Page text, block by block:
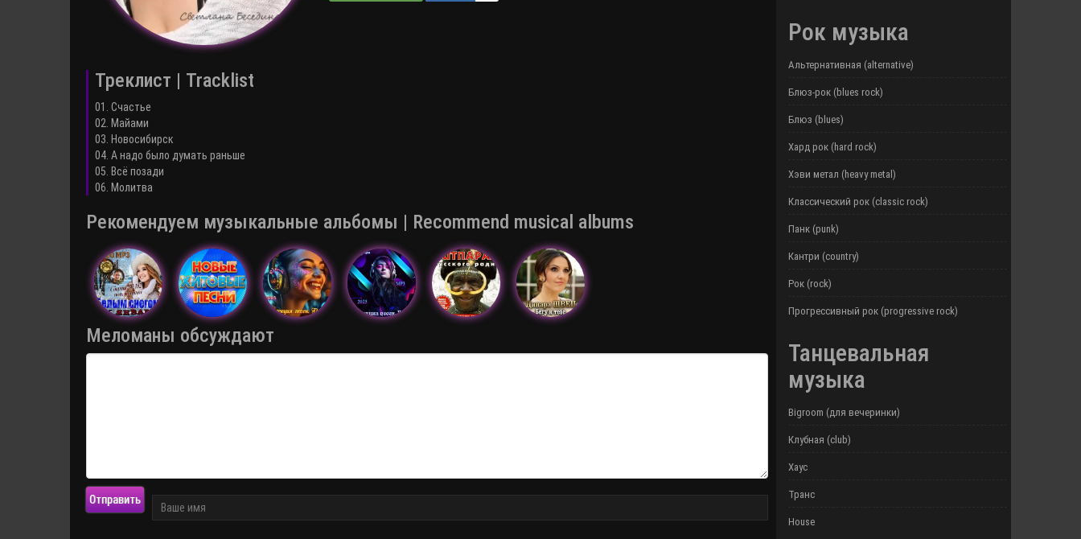
Треклист | Tracklist
01. Счастье
02. Майами
03. Новосибирск
04. А надо было думать раньше
05. Всё позади
06. Молитва
Рекомендуем музыкальные альбомы | Recommend musical albums
Меломаны обсуждают
Отправить
Рок музыка
Альтернативная (alternative)
Блюз-рок (blues rock)
Блюз (blues)
Хард рок (hard rock)
Хэви метал (heavy metal)
Классический рок (classic rock)
Панк (punk)
Кантри (country)
Рок (rock)
Прогрессивный рок (progressive rock)
Танцевальная
музыка
Bigroom (для вечеринки)
Клубная (club)
Хаус
Транс
House